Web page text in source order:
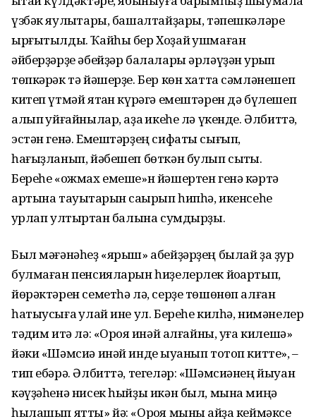
үзбәк яулыҡтары, башалтайҙары, тәпешкәләре
ырғытылды. Ҡайһы бер Хоҙай ҡушмаған
әйберҙәрҙе әбейҙәр балалары әрләүҙән ҡурҡып
төпкәрәк тә йәшерҙе. Бер көн хатта сәмләнешеп
китеп үтмәй ятҡан күрәгә емештәрен дә бүлешеп
алып ҡуйғайнылар, аҙаҡ икеһе лә үкенде. Әлбиттә,
эстән генә. Емештәрҙең сифаты сығып,
һағыҙланып, йәбешеп бөткән булып сыҡты.
Береһе «ожмах емеше»н йәшертен генә кәртә
артына тауыҡтарын саҡырып һипһә, икенсеһе
ҡурлап ултыртҡан балына сумдырҙы.
Был мәғәнәһеҙ «ярыш» абейҙәрҙең былай ҙа ҙур
булмаған пенсияларын һиҙелерлек йоҡартып,
йөрәктәрен семетһә лә, серҙе төшөнөп алған
һатыусыға ҡулай ине ул. Береһе килһә, нимәнелер
тәҡдим итә лә: «Орҡоя инәй алғайны, уға килешә»
йәки «Шәмсиә инәй инде ҡыуанып тотоп китте», –
тип ебәрә. Әлбиттә, тегеләр: «Шәмсиәнең йыуан
кәүҙәһенә нисек һыйҙы икән был, мына миңә
һылашып ятты» йә: «Орҡоя мыны ҡайҙа кеймәксе